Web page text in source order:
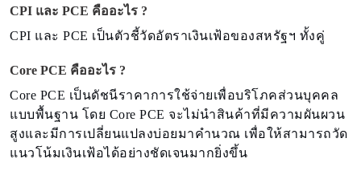
CPI และ PCE คืออะไร ?
CPI และ PCE เป็นตัวชี้วัดอัตราเงินเฟ้อของสหรัฐฯ ทั้งคู่
Core PCE คืออะไร ?
Core PCE เป็นดัชนีราคาการใช้จ่ายเพื่อบริโภคส่วนบุคคล
แบบพื้นฐาน โดย Core PCE จะไม่นำสินค้าที่มีความผันผวน
สูงและมีการเปลี่ยนแปลงบ่อยมาคำนวณ เพื่อให้สามารถวัด
แนวโน้มเงินเฟ้อได้อย่างชัดเจนมากยิ่งขึ้น